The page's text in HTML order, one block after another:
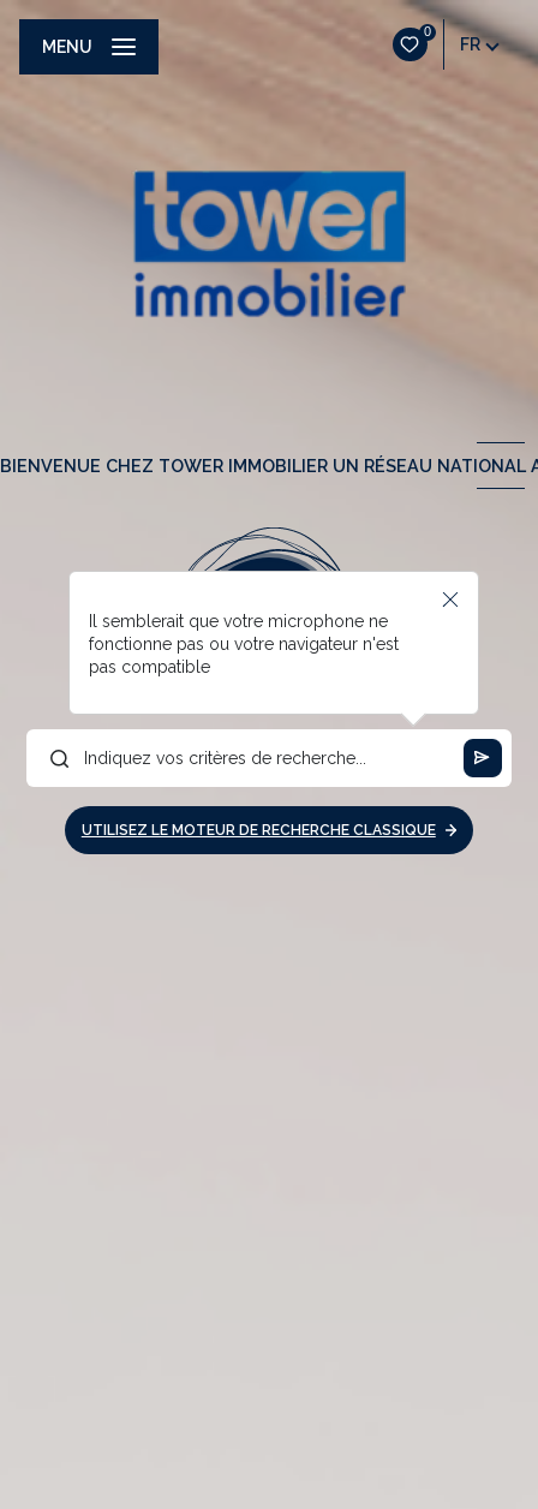
0
FR
MENU
BIENVENUE CHEZ TOWER IMMOBILIER UN RÉSEAU NATIONAL
Il semblerait que votre microphone ne
fonctionne pas ou votre navigateur n'est
pas compatible
UTILISEZ LE MOTEUR DE RECHERCHE CLASSIQUE